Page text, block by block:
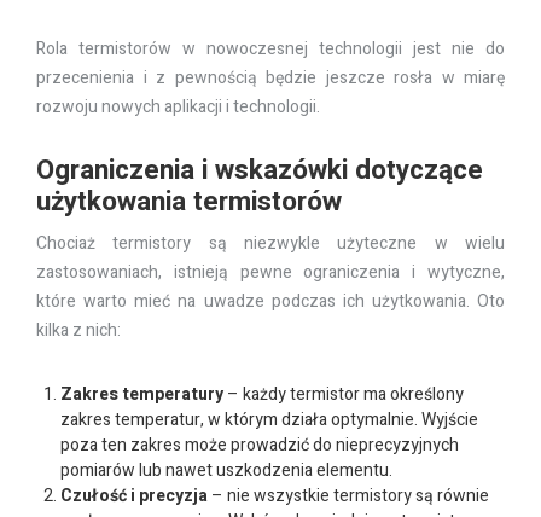
Rola termistorów w nowoczesnej technologii jest nie do
przecenienia i z pewnością będzie jeszcze rosła w miarę
rozwoju nowych aplikacji i technologii.
Ograniczenia i wskazówki dotyczące
użytkowania termistorów
Chociaż termistory są niezwykle użyteczne w wielu
zastosowaniach, istnieją pewne ograniczenia i wytyczne,
które warto mieć na uwadze podczas ich użytkowania. Oto
kilka z nich:
Zakres temperatury– każdy termistor ma określony
zakres temperatur, w którym działa optymalnie. Wyjście
poza ten zakres może prowadzić do nieprecyzyjnych
pomiarów lub nawet uszkodzenia elementu.
Czułość i precyzja– nie wszystkie termistory są równie